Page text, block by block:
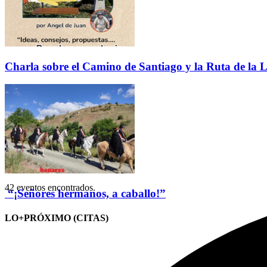
Charla sobre el Camino de Santiago y la Ruta de la
“¡Señores hermanos, a caballo!”
LO+PRÓXIMO (CITAS)
42 eventos encontrados.